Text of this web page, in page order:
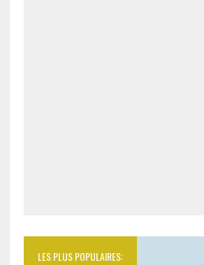
LES PLUS POPULAIRES: